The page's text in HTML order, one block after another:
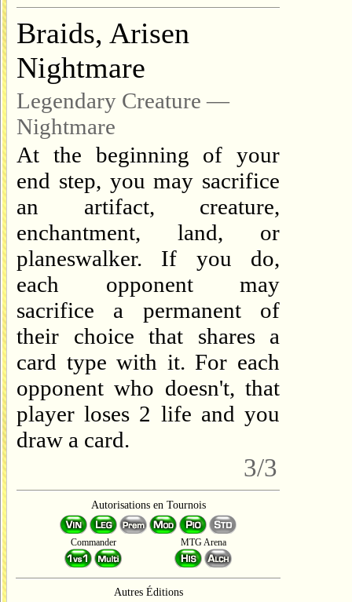
Braids, Arisen
Nightmare
Legendary Creature —
Nightmare
At the beginning of your
end step, you may sacrifice
an artifact, creature,
enchantment, land, or
planeswalker. If you do,
each opponent may
sacrifice a permanent of
their choice that shares a
card type with it. For each
opponent who doesn't, that
player loses 2 life and you
draw a card.
3/3
Autorisations en Tournois
Commander MTG Arena
Autres Éditions